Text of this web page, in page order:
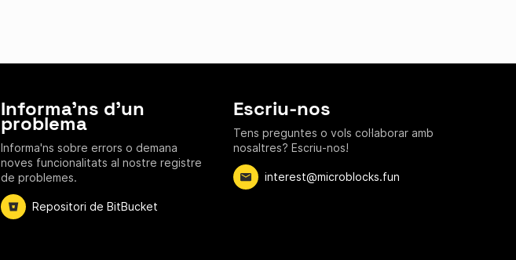
Informa'ns d'un
problema
Informa'ns sobre errors o demana
noves funcionalitats al nostre registre
de problemes.
Repositori de BitBucket
Escriu-nos
Tens preguntes o vols col·laborar amb
nosaltres? Escriu-nos!
interest@microblocks.fun